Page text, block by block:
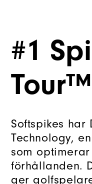
#1
Tour™
Softspikes har
Technology,
som
förhållanden.
ger